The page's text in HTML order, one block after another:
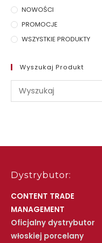
NOWOŚCI
PROMOCJE
WSZYSTKIE PRODUKTY
Wyszukaj Produkt
Dystrybutor:
CONTENT TRADE
MANAGEMENT
Oficjalny dystrybutor
włoskiej porcelany